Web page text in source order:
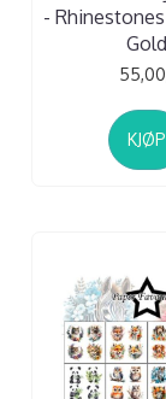
-
Gold
KJØP